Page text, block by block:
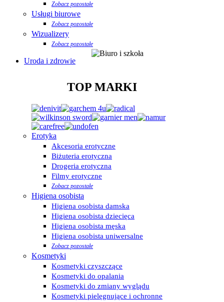
Zobacz pozostałe
Usługi biurowe
Zobacz pozostałe
Wizualizery
Zobacz pozostałe
Uroda i zdrowie
TOP MARKI
Erotyka
Akcesoria erotyczne
Biżuteria erotyczna
Drogeria erotyczna
Filmy erotyczne
Zobacz pozostałe
Higiena osobista
Higiena osobista damska
Higiena osobista dziecięca
Higiena osobista męska
Higiena osobista uniwersalne
Zobacz pozostałe
Kosmetyki
Kosmetyki czyszczące
Kosmetyki do opalania
Kosmetyki do zmiany wyglądu
Kosmetyki pielęgnujące i ochronne